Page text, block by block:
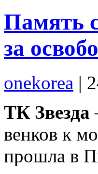
Память
за
onekorea |
ТК Звезда
венков к
прошла в